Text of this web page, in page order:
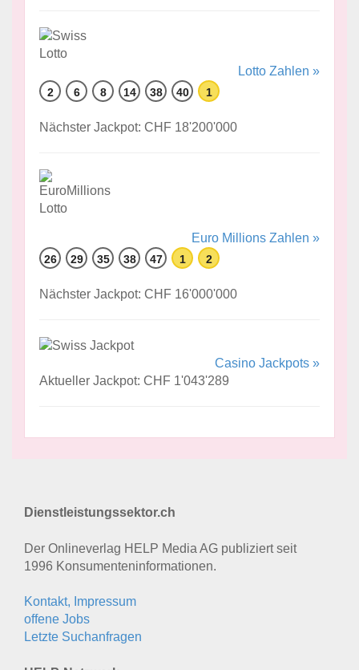
Lotto Zahlen »
2 6 8 14 38 40 1
Nächster Jackpot: CHF 18'200'000
Euro Millions Zahlen »
26 29 35 38 47 1 2
Nächster Jackpot: CHF 16'000'000
Casino Jackpots »
Aktueller Jackpot: CHF 1'043'289
Dienstleistungssektor.ch
Der Onlineverlag HELP Media AG publiziert seit
1996 Konsumenten­informationen.
Kontakt, Impressum
offene Jobs
Letzte Suchanfragen